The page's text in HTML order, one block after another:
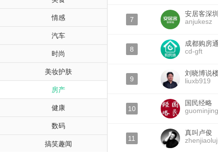
情感
汽车
时尚
美妆护肤
房产
健康
数码
搞笑趣闻
7
安居客深
anjukesz
8
成都购房
cd-gft
9
刘晓博说
liuxb919
10
国民经略
11
真叫卢俊